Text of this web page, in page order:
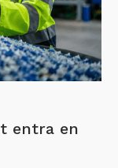
entra en